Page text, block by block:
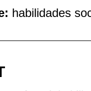
habilidades